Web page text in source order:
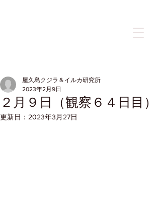
２月９日（観察６４日目）
屋久島クジラ＆イルカ研究所
2023年2月9日
更新日： 2023年3月27日